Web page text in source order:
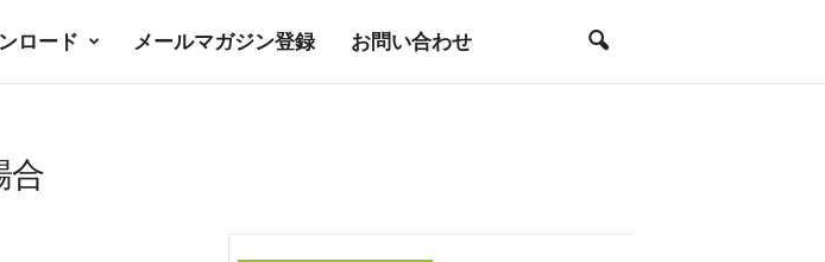
ロード メールマガジン登録 お問い合わせ
合